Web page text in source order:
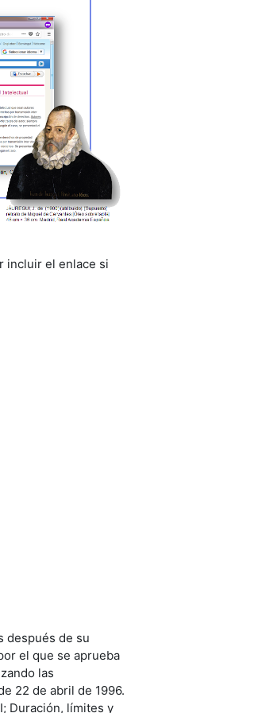
incluir el enlace si
después de su
el que se aprueba
las
22 de abril de 1996.
Duración, límites y